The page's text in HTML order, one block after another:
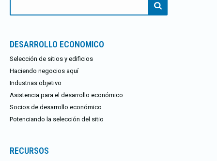
DESARROLLO ECONOMICO
Selección de sitios y edificios
Haciendo negocios aquí
Industrias objetivo
Asistencia para el desarrollo económico
Socios de desarrollo económico
Potenciando la selección del sitio
RECURSOS